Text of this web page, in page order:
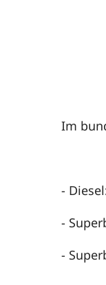
Im
-
-
-